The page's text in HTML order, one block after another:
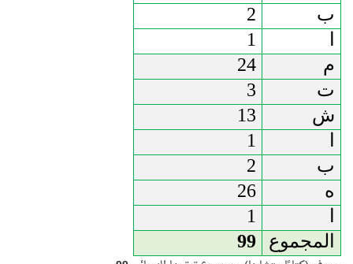
ب
2
1
م
24
ت
3
ش
13
1
ب
2
ه
26
1
المجموع
99